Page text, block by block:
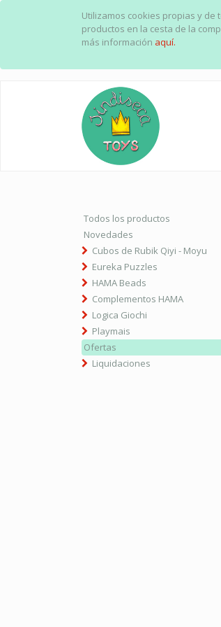
Utilizamos cookies propias y
productos en la cesta de la
más información aquí.
Todos los productos
Novedades
Cubos de Rubik Qiyi - Moyu
Eureka Puzzles
HAMA Beads
Complementos HAMA
Logica Giochi
Playmais
Ofertas
Liquidaciones